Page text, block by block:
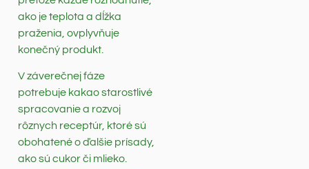
ako je teplota a dĺžka
praženia, ovplyvňuje
konečný produkt.
V záverečnej fáze
potrebuje kakao starostlivé
spracovanie a rozvoj
rôznych receptúr, ktoré sú
obohatené o ďalšie prísady,
ako sú cukor či mlieko.